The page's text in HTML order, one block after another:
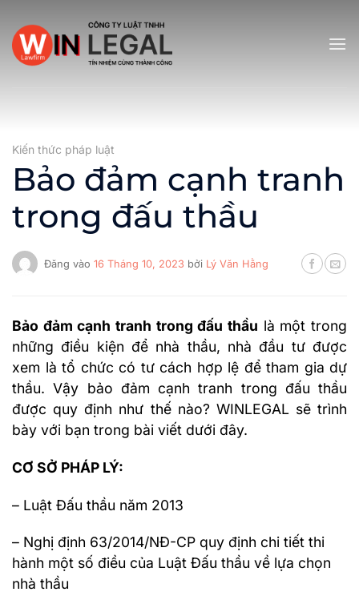
qua
nội
dung
Kiến thức pháp luật
Bảo đảm cạnh tranh
trong đấu thầu
Đăng vào 16 Tháng 10, 2023 bởi Lý Văn Hằng
Bảo đảm cạnh tranh trong đấu thầu là một trong
những điều kiện để nhà thầu, nhà đầu tư được
xem là tổ chức có tư cách hợp lệ để tham gia dự
thầu. Vậy bảo đảm cạnh tranh trong đấu thầu
được quy định như thế nào? WINLEGAL sẽ trình
bày với bạn trong bài viết dưới đây.
CƠ SỞ PHÁP LÝ:
– Luật Đấu thầu năm 2013
– Nghị định 63/2014/NĐ-CP quy định chi tiết thi
hành một số điều của Luật Đấu thầu về lựa chọn
nhà thầu